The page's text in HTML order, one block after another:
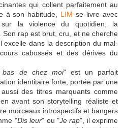
qui collent parfaitement au
à son habitude, LIM se livre avec
sur la violence du quotidien, la
Son rap est brut, cru, et ne cherche
excelle dans la description du mal-
cabossés et des dérives du
bas de chez moi" est un parfait
identitaire forte, portée par une
des titres marquants comme
avant son storytelling réaliste et
morceaux introspectifs et bangers
"Dis leur" ou "Je rap", il exprime